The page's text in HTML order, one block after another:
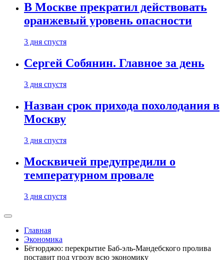
В Москве прекратил действовать
оранжевый уровень опасности
3 дня спустя
Сергей Собянин. Главное за день
3 дня спустя
Назван срок прихода похолодания в
Москву
3 дня спустя
Москвичей предупредили о
температурном провале
3 дня спустя
Главная
Экономика
Бёгюрджю: перекрытие Баб-эль-Мандебского пролива
поставит под угрозу всю экономику